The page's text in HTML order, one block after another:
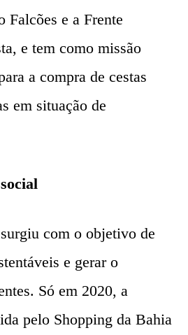
Falcões e a Frente
e tem como missão
a compra de cestas
em situação de
com o objetivo de
e gerar o
Só em 2020, a
pelo Shopping da Bahia